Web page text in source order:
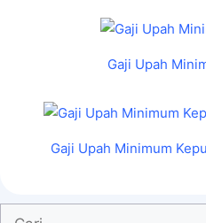
Gaji Upah
Gaji Upah Minimum
Cari